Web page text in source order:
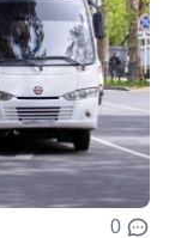
0